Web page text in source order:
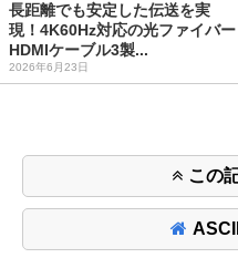
長距離でも安定した伝送を実
現！4K60Hz対応の光ファイバー
HDMIケーブル3製...
2026年6月23日
この